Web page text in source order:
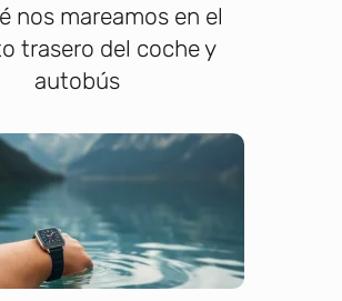
nos mareamos en el
trasero del coche y
autobús